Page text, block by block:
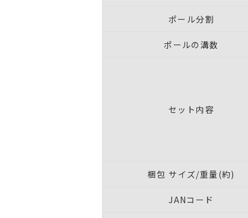
ポール分割
ポールの溝数
セット内容
梱包 サイズ/重量(約)
JANコード